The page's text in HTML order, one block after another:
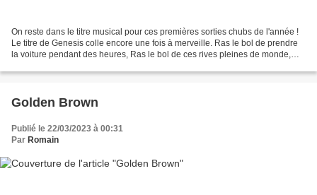
On reste dans le titre musical pour ces premières sorties chubs de l'année !
Le titre de Genesis colle encore une fois à merveille. Ras le bol de prendre
la voiture pendant des heures, Ras le bol de ces rives pleines de monde,
Golden Brown
Publié le 22/03/2023 à 00:31
Par Romain